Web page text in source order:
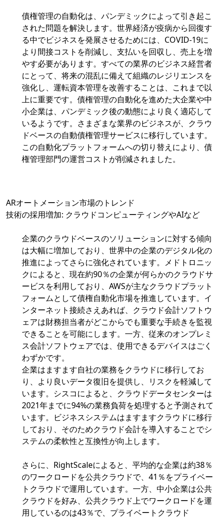
債権管理の自動化は、パンデミックによって引き起こ
された問題を解決します。世界経済が疫病から回復す
る中でビジネスを発展させるためには、COVID-19に
より間接コストを削減し、支払いを回収し、売上を増
やす必要があります。すべての業界のビジネス経営者
にとって、将来の混乱に備えて組織のレジリエンスを
強化し、運転資本管理を改善することは、これまで以
上に重要です。債権管理の自動化を進めた大企業や中
小企業は、パンデミック後の動態により良く適応して
いるようです。さまざまな業界のビジネスが、クラウ
ドベースの自動債権管理サービスに移行しています。
この自動化プラットフォームへの切り替えにより、債
権管理部門の運営コストが削減されました。
ARオートメーション市場のトレンド
技術の採用増加: クラウドコンピューティングやAIなど
企業のクラウドベースのソリューションに対する傾向
は大幅に増加しており、世界中の企業のデジタル化の
推進によってさらに強化されています。メドトロニッ
クによると、現在約90％の企業が何らかのクラウドサ
ービスを利用しており、AWSが主なクラウドプラット
フォームとして債権自動化市場を推進しています。イ
ンターネット接続さえあれば、クラウド会計ソフトウ
ェアは財務担当者がどこからでも重要な手続きを監視
できることを可能にします。一方、従来のオンプレミ
ス会計ソフトウェアでは、使用できるデバイスはごく
わずかです。
企業はますます自社の業務をクラウドに移行してお
り、より良いデータ復旧を提供し、リスクを軽減して
います。シスコによると、クラウドデータセンターは
2021年までに94%の業務負荷を処理すると予測されて
います。ビジネスシステムはますますクラウドに移行
しており、そのためクラウド会計を導入することでシ
ステムの柔軟性と互換性が向上します。
さらに、RightScaleによると、平均的な企業は約38％
のワークロードを公共クラウドで、41％をプライベー
トクラウドで運用しています。一方、中小企業は公共
クラウドを好み、公共クラウド上でワークロードを運
用しているのは43％で、プライベートクラウド